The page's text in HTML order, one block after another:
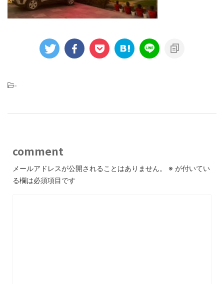
-
comment
メールアドレスが公開されることはありません。 ※ が付いてい
る欄は必須項目です